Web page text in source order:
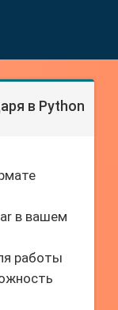
в Python
в вашем
работы